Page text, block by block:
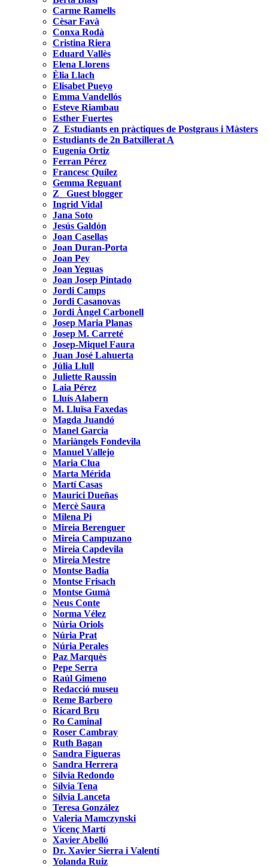
Carme Ramells
Cèsar Favà
Conxa Rodà
Cristina Riera
Eduard Vallès
Elena Llorens
Èlia Llach
Elisabet Pueyo
Emma Vandellós
Esteve Riambau
Esther Fuertes
Z_Estudiants en pràctiques de Postgraus i Màsters
Estudiants de 2n Batxillerat A
Eugenia Ortiz
Ferran Pérez
Francesc Quílez
Gemma Reguant
Z_ Guest blogger
Ingrid Vidal
Jana Soto
Jesús Galdón
Joan Casellas
Joan Duran-Porta
Joan Pey
Joan Yeguas
Joan Josep Pintado
Jordi Camps
Jordi Casanovas
Jordi Àngel Carbonell
Josep Maria Planas
Josep M. Carreté
Josep-Miquel Faura
Juan José Lahuerta
Júlia Llull
Juliette Raussin
Laia Pérez
Lluís Alabern
M. Lluïsa Faxedas
Magda Juandó
Manel Garcia
Mariàngels Fondevila
Manuel Vallejo
Maria Clua
Marta Mérida
Martí Casas
Maurici Dueñas
Mercè Saura
Milena Pi
Mireia Berenguer
Mireia Campuzano
Mireia Capdevila
Mireia Mestre
Montse Badia
Montse Frisach
Montse Gumà
Neus Conte
Norma Vélez
Núria Oriols
Núria Prat
Núria Perales
Paz Marquès
Pepe Serra
Raúl Gimeno
Redacció museu
Reme Barbero
Ricard Bru
Ro Caminal
Roser Cambray
Ruth Bagan
Sandra Figueras
Sandra Herrera
Sílvia Redondo
Sílvia Tena
Sílvia Lanceta
Teresa González
Valeria Mamczynski
Vicenç Martí
Xavier Abelló
Dr. Xavier Sierra i Valentí
Yolanda Ruiz